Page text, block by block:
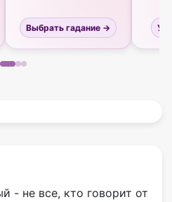
Выбрать гадание →
не все, кто говорит от